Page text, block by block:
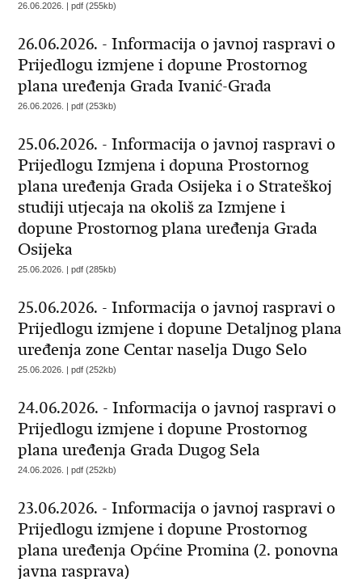
26.06.2026. | pdf (255kb)
26.06.2026. - Informacija o javnoj raspravi o
Prijedlogu izmjene i dopune Prostornog
plana uređenja Grada Ivanić-Grada
26.06.2026. | pdf (253kb)
25.06.2026. - Informacija o javnoj raspravi o
Prijedlogu Izmjena i dopuna Prostornog
plana uređenja Grada Osijeka i o Strateškoj
studiji utjecaja na okoliš za Izmjene i
dopune Prostornog plana uređenja Grada
Osijeka
25.06.2026. | pdf (285kb)
25.06.2026. - Informacija o javnoj raspravi o
Prijedlogu izmjene i dopune Detaljnog plana
uređenja zone Centar naselja Dugo Selo
25.06.2026. | pdf (252kb)
24.06.2026. - Informacija o javnoj raspravi o
Prijedlogu izmjene i dopune Prostornog
plana uređenja Grada Dugog Sela
24.06.2026. | pdf (252kb)
23.06.2026. - Informacija o javnoj raspravi o
Prijedlogu izmjene i dopune Prostornog
plana uređenja Općine Promina (2. ponovna
javna rasprava)